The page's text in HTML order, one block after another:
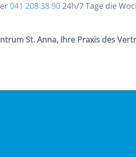
041 208 38 9024h/7 Tage die
St. Anna, Ihre Praxis des